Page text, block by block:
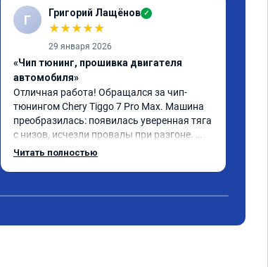
Г Григорий Лащёнов ✓
★★★★★
29 января 2026
«Чип тюнинг, прошивка двигателя
автомобиля»
Отличная работа! Обращался за чип-
тюнингом Chery Tiggo 7 Pro Max. Машина
преобразилась: появилась уверенная тяга
с низов, исчезли провалы при разгоне.
Расход в спокойном режиме даже немного
Читать полностью